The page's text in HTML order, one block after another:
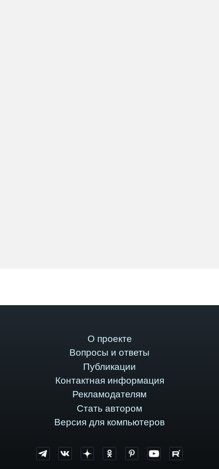
О проекте
Вопросы и ответы
Публикации
Контактная информация
Рекламодателям
Стать автором
Версия для компьютеров